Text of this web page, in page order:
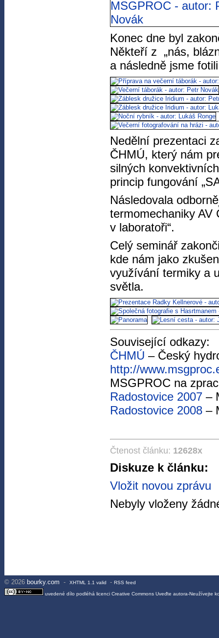
Konec dne byl
Někteří z „nás,
a následně jsme
Nedělní prezentaci
ČHMÚ, který nám
silných
princip fungování
Následovala
termomechaniky AV
v laboratoři“.
Celý seminář
kde nám jako
využívání termiky a
světla.
Související odkazy:
ČHMÚ – Český
http://
MSGPROC na
Radostovice 2007 –
Radostovice 2008 –
Čtenost článku: 12628x
Diskuze k článku:
Vložit novou zprávu
Nebyly vloženy
© 2026 bourky.com - XHTML 1.1 valid - RSS feed
uvedené dílo podléhá licenci Creative Commons Uveďte autora-Neužívejte